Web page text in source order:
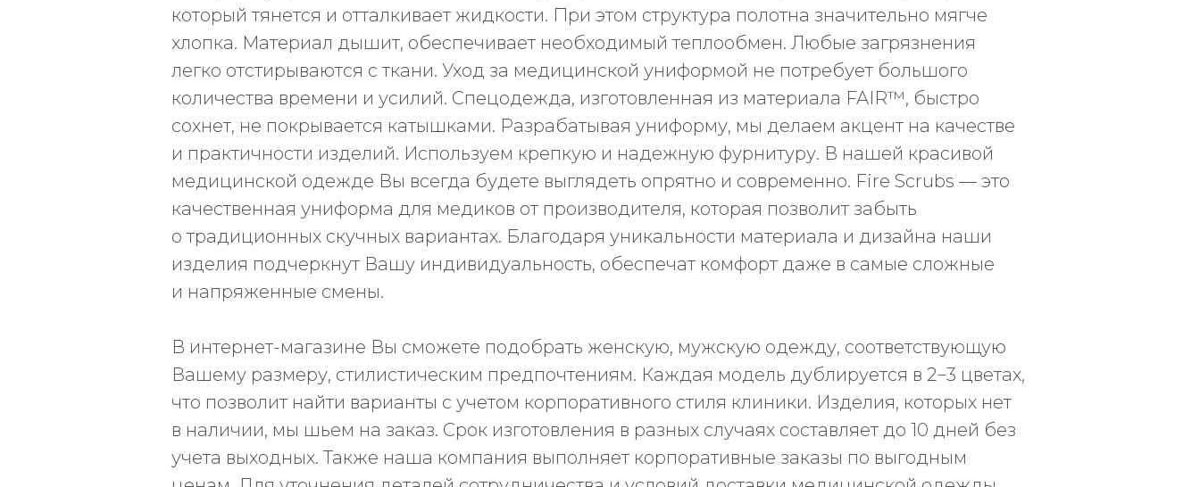
который тянется и отталкивает жидкости. При этом структура полотна значительно мягче
хлопка. Материал дышит, обеспечивает необходимый теплообмен. Любые загрязнения
легко отстирываются с ткани. Уход за медицинской униформой не потребует большого
количества времени и усилий. Спецодежда, изготовленная из материала FAIR™, быстро
сохнет, не покрывается катышками. Разрабатывая униформу, мы делаем акцент на качестве
и практичности изделий. Используем крепкую и надежную фурнитуру. В нашей красивой
медицинской одежде Вы всегда будете выглядеть опрятно и современно. Fire Scrubs — это
качественная униформа для медиков от производителя, которая позволит забыть
о традиционных скучных вариантах. Благодаря уникальности материала и дизайна наши
изделия подчеркнут Вашу индивидуальность, обеспечат комфорт даже в самые сложные
и напряженные смены.
В интернет-магазине Вы сможете подобрать женскую, мужскую одежду, соответствующую
Вашему размеру, стилистическим предпочтениям. Каждая модель дублируется в 2−3 цветах,
что позволит найти варианты с учетом корпоративного стиля клиники. Изделия, которых нет
в наличии, мы шьем на заказ. Срок изготовления в разных случаях составляет до 10 дней без
учета выходных. Также наша компания выполняет корпоративные заказы по выгодным
ПОКУПАТЕЛЯМ ПОЛУЧИТЕ СКИДКУ 10%
НА ПЕРВЫЙ ЗАКАЗ
О бренде
Уход за изделиями
Инициативы FS
Сертификаты
МУЖЧИНАМ
Москва, ул. Автозаводская, 18, 2 этаж
КОРНЕР FIRE SCRUBS
Костюмы
Рубашки
Брюки
Халаты
Я согласен(-на) с политикой